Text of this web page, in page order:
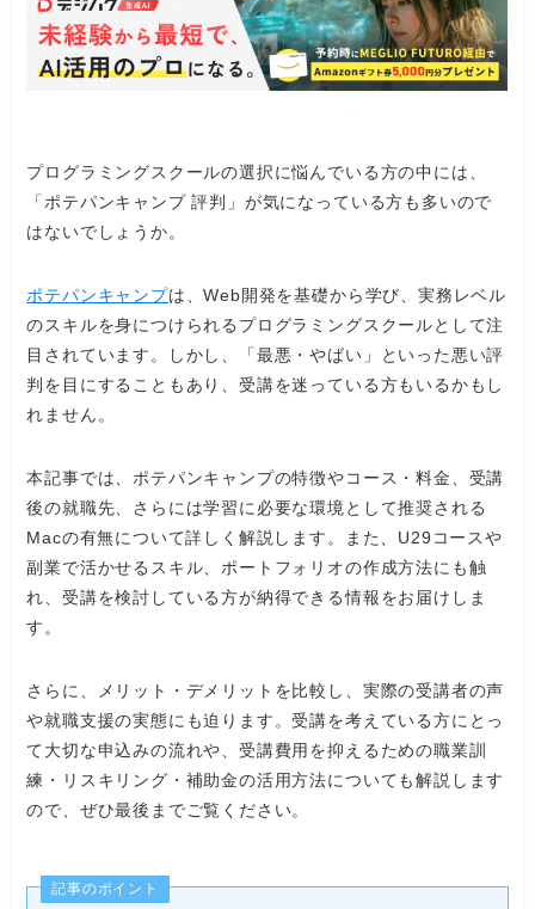
プログラミングスクールの選択に悩んでいる方の中には、
「ポテパンキャンプ 評判」が気になっている方も多いので
はないでしょうか。
ポテパンキャンプは、Web開発を基礎から学び、実務レベル
のスキルを身につけられるプログラミングスクールとして注
目されています。しかし、「最悪・やばい」といった悪い評
判を目にすることもあり、受講を迷っている方もいるかもし
れません。
本記事では、ポテパンキャンプの特徴やコース・料金、受講
後の就職先、さらには学習に必要な環境として推奨される
Macの有無について詳しく解説します。また、U29コースや
副業で活かせるスキル、ポートフォリオの作成方法にも触
れ、受講を検討している方が納得できる情報をお届けしま
す。
さらに、メリット・デメリットを比較し、実際の受講者の声
や就職支援の実態にも迫ります。受講を考えている方にとっ
て大切な申込みの流れや、受講費用を抑えるための職業訓
練・リスキリング・補助金の活用方法についても解説します
ので、ぜひ最後までご覧ください。
記事のポイント